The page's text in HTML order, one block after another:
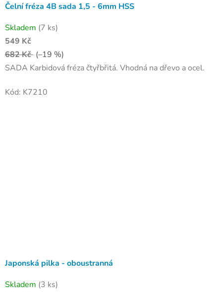
Čelní fréza 4B sada 1,5 - 6mm HSS
Skladem (7 ks)
549 Kč
682 Kč (–19 %)
SADA Karbidová fréza čtyřbřitá. Vhodná na dřevo a ocel.
Kód: K7210
Japonská pilka - oboustranná
Skladem (3 ks)